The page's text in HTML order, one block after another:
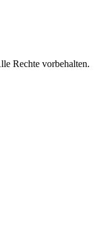
Rechte vorbehalten.